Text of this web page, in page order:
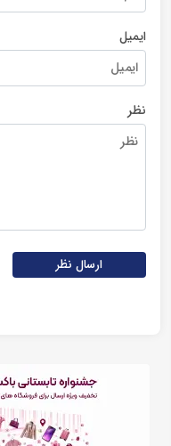
ایمیل
نظر
ارسال نظر